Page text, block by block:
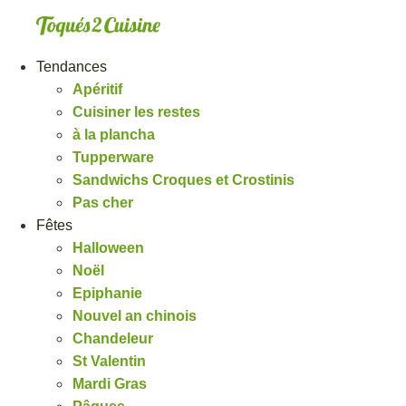
Tendances
Apéritif
Cuisiner les restes
à la plancha
Tupperware
Sandwichs Croques et Crostinis
Pas cher
Fêtes
Halloween
Noël
Epiphanie
Nouvel an chinois
Chandeleur
St Valentin
Mardi Gras